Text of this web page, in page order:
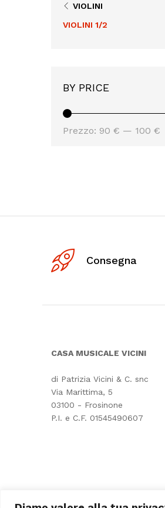
VIOLINI
VIOLINI 1/2
BY PRICE
Prezzo: 90 € — 100 €
Consegna
CASA MUSICALE VICINI
di Patrizia Vicini & C. snc
Via Marittima, 5
03100 - Frosinone
P.I. e C.F. 01545490607